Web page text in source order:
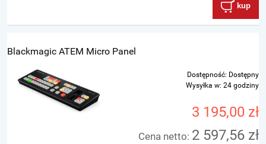
kup
Blackmagic ATEM Micro Panel
Dostępność: Dostępny
Wysyłka w: 24 godziny
3 195,00 zł
Cena netto: 2 597,56 zł